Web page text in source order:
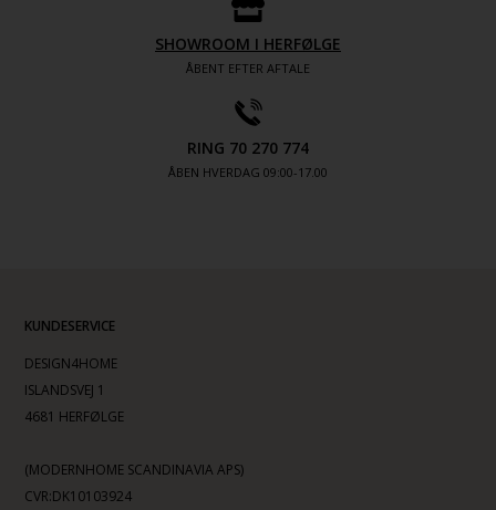
SHOWROOM I HERFØLGE
ÅBENT EFTER AFTALE
RING 70 270 774
ÅBEN HVERDAG 09:00-17.00
KUNDESERVICE
DESIGN4HOME
ISLANDSVEJ 1
4681 HERFØLGE
(MODERNHOME SCANDINAVIA APS)
CVR:DK10103924